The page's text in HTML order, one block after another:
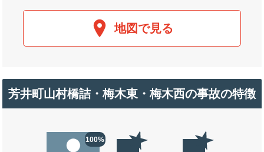
地図で見る
芳井町山村橋詰・梅木東・梅木西の事故の特徴
100%